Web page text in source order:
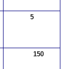
5
150